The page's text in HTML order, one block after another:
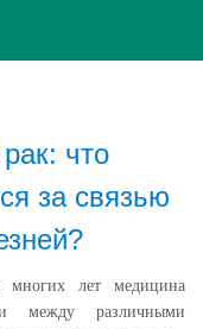
волость"
что
за связью
многих лет медицина
между различными